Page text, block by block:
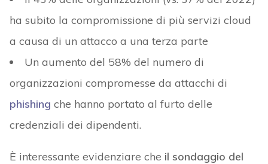
ha subito la compromissione di più servizi cloud
a causa di un attacco a una terza parte
Un aumento del 58% del numero di
organizzazioni compromesse da attacchi di
phishing che hanno portato al furto delle
credenziali dei dipendenti.
È interessante evidenziare che il sondaggio del